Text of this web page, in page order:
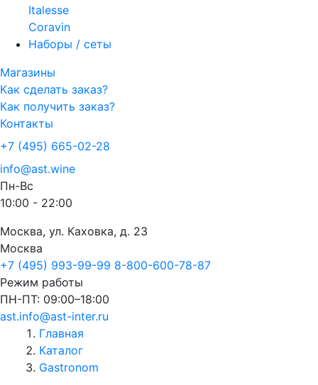
Italesse
Coravin
Наборы / сеты
Магазины
Как сделать заказ?
Как получить заказ?
Контакты
+7 (495) 665-02-28
info@ast.wine
Пн-Вс
10:00 - 22:00
Москва, ул. Каховка, д. 23
Москва
+7 (495) 993-99-99 8-800-600-78-87
Режим работы
ПН-ПТ: 09:00–18:00
ast.info@ast-inter.ru
Главная
Каталог
Gastronom